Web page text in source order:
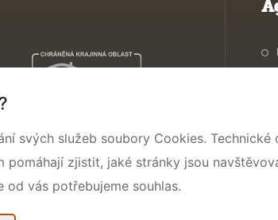
svých služeb soubory Cookies.
zjistit, jaké stránky jsou
vás potřebujeme souhlas.